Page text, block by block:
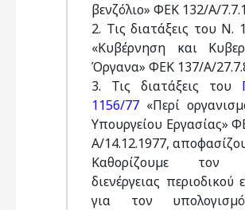
βενζόλιο» ΦΕΚ 132/Α/
2. Τις διατάξεις του Ν.
«Κυβέρνηση και
Όργανα» ΦΕΚ 137/Α/
3. Τις διατάξεις του
1156/77 «Περί
Υπουργείου Εργασίας»
Α/14.12.1977,
Καθορίζουµε τον
διενέργειας περιοδικού
για τον